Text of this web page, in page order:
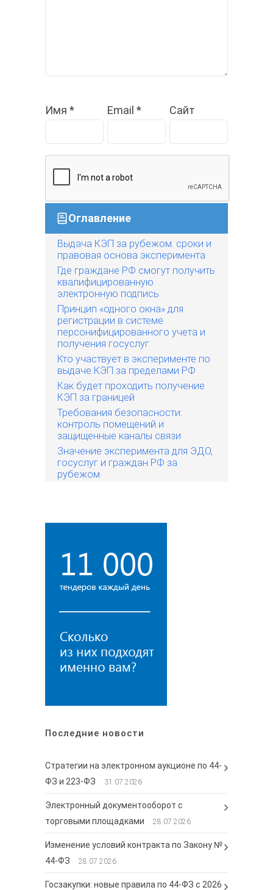
Имя * Email * Сайт
Оглавление
Выдача КЭП за рубежом: сроки и
правовая основа эксперимента
Где граждане РФ смогут получить
квалифицированную
электронную подпись
Принцип «одного окна» для
регистрации в системе
персонифицированного учета и
получения госуслуг
Кто участвует в эксперименте по
выдаче КЭП за пределами РФ
Как будет проходить получение
КЭП за границей
Требования безопасности:
контроль помещений и
защищенные каналы связи
Значение эксперимента для ЭДО,
госуслуг и граждан РФ за
рубежом
Последние новости
Стратегии на электронном аукционе по 44-
ФЗ и 223-ФЗ
31.07.2026
Электронный документооборот с
торговыми площадками
28.07.2026
Изменение условий контракта по Закону №
44-ФЗ
28.07.2026
Госзакупки: новые правила по 44-ФЗ с 2026